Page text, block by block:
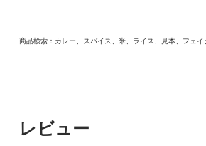
商品検索：カレー、スパイス、米、ライス、見本、フェ
レビュー